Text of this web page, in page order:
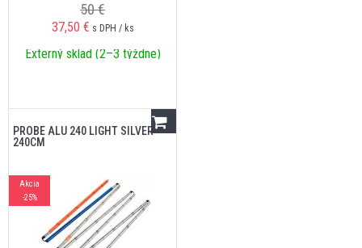
50 €
37,50 € s DPH / ks
Externý sklad (2–3 týždne)
PROBE ALU 240 LIGHT SILVER
240CM
Akcia
-25%